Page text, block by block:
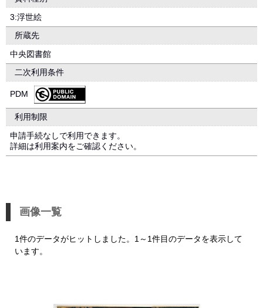
3:浮世絵
所蔵先
中央図書館
二次利用条件
PDM
利用制限
申請手続なしで利用できます。
詳細は利用案内をご確認ください。
画像一覧
1件のデータがヒットしました。1～1件目のデータを表示して
います。